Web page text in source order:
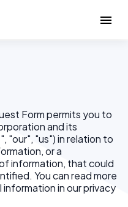
Form permits you to
and its
"our", "us") in relation to
or a
information, that could
You can read more
in our privacy